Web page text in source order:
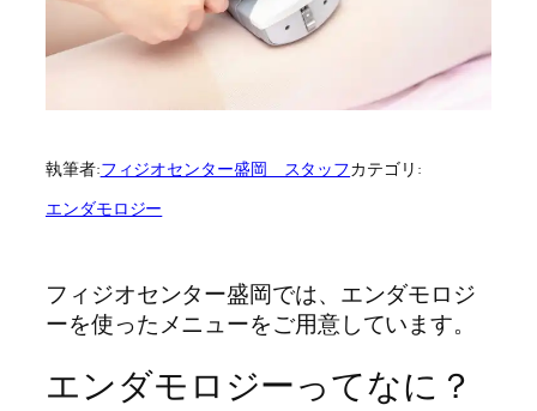
執筆者:フィジオセンター盛岡 スタッフカテゴリ:
エンダモロジー
フィジオセンター盛岡では、エンダモロジ
ーを使ったメニューをご用意しています。
エンダモロジーってなに？